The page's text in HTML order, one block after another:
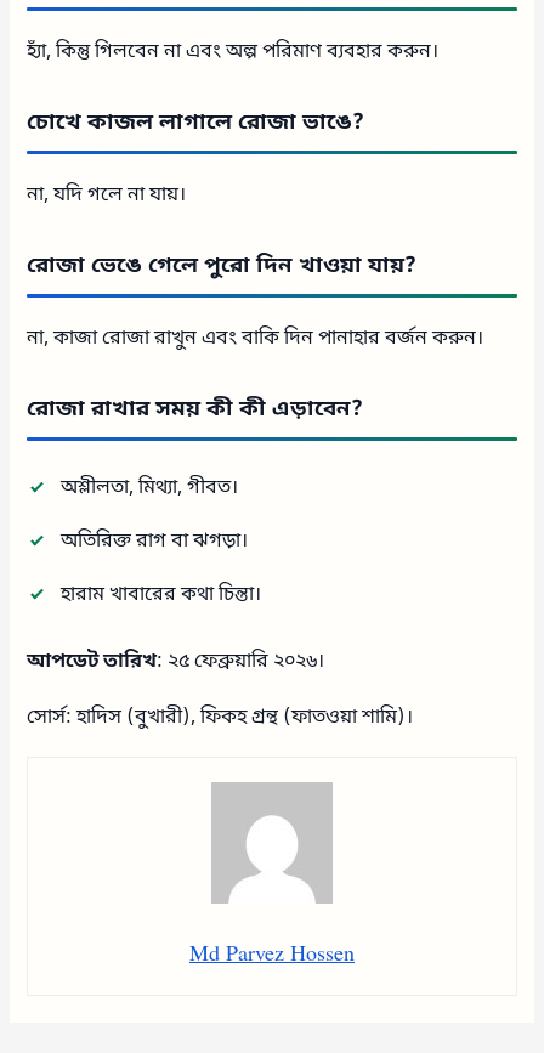
হ্যাঁ, কিন্তু গিলবেন না এবং অল্প পরিমাণ ব্যবহার করুন।
চোখে কাজল লাগালে রোজা ভাঙে?
না, যদি গলে না যায়।
রোজা ভেঙে গেলে পুরো দিন খাওয়া যায়?
না, কাজা রোজা রাখুন এবং বাকি দিন পানাহার বর্জন করুন।
রোজা রাখার সময় কী কী এড়াবেন?
অশ্লীলতা, মিথ্যা, গীবত।
অতিরিক্ত রাগ বা ঝগড়া।
হারাম খাবারের কথা চিন্তা।
আপডেট তারিখ: ২৫ ফেব্রুয়ারি ২০২৬।
সোর্স: হাদিস (বুখারী), ফিকহ গ্রন্থ (ফাতওয়া শামি)।
Md Parvez Hossen